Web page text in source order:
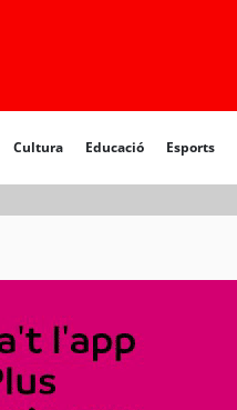
Cultura Educació Esports